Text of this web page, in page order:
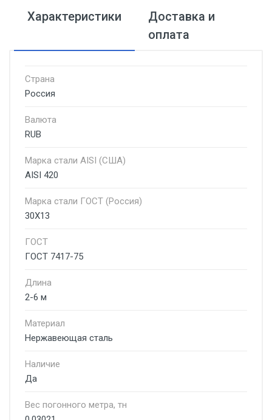
Характеристики
Доставка и
оплата
Страна
Россия
Валюта
RUB
Марка стали AISI (США)
AISI 420
Марка стали ГОСТ (Россия)
30Х13
ГОСТ
ГОСТ 7417-75
Длина
2-6 м
Материал
Нержавеющая сталь
Наличие
Да
Вес погонного метра, тн